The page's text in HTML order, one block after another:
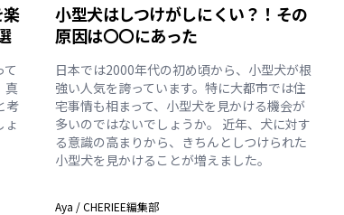
真
考
ょ
小型犬はしつけがしにくい？！その
原因は〇〇にあった
日本では2000年代の初め頃から、小型犬が根
強い人気を誇っています。特に大都市では住
宅事情も相まって、小型犬を見かける機会が
多いのではないでしょうか。 近年、犬に対す
る意識の高まりから、きちんとしつけられた
小型犬を見かけることが増えました。
Aya /CHERIEE編集部